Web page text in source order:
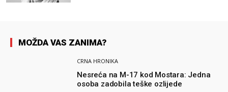
MOŽDA VAS ZANIMA?
CRNA HRONIKA
Nesreća na M-17 kod Mostara: Jedna
osoba zadobila teške ozlijede